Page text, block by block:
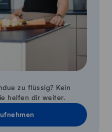
zu flüssig? Kein
helfen dir weiter.